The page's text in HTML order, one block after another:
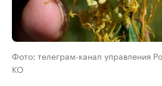
Фото: телеграм-канал управления
КО